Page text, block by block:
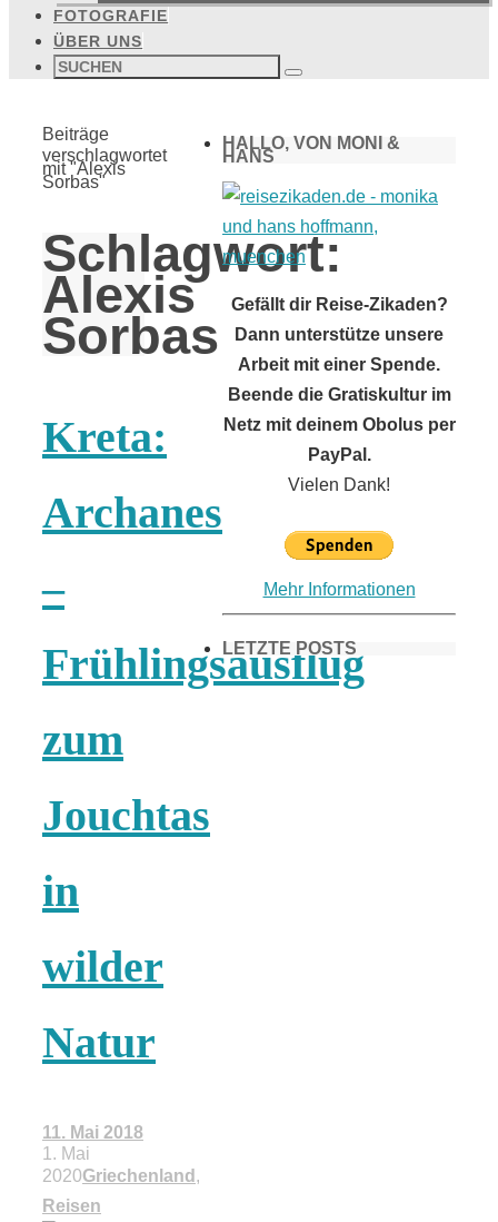
FOTOGRAFIE
ÜBER UNS
Suchen
nach: Suchen
Start
Beiträge
verschlagwortet
mit "Alexis
Sorbas"
Schlagwort:
Alexis
Sorbas
Kreta:
Archanes
–
Frühlingsausflug
zum
Jouchtas
in
wilder
Natur
11. Mai 2018
1. Mai
2020Griechenland ,
Reisen
HALLO, VON MONI &
HANS
Gefällt dir Reise-Zikaden?
Dann unterstütze unsere
Arbeit mit einer Spende.
Beende die Gratiskultur im
Netz mit deinem Obolus per
PayPal.
Vielen Dank!
Mehr Informationen
LETZTE POSTS